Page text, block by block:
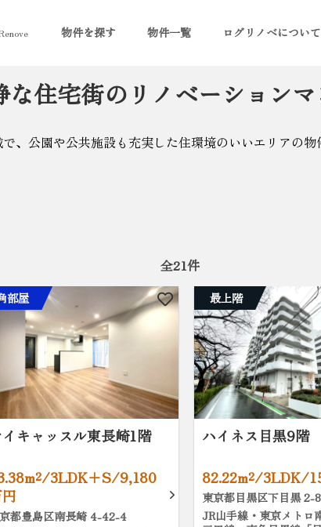
物件を探す 物件一覧 ログリノベについて
な住宅街のリノベーション
、公園や公共施設も充実した住環境のいいエリアの物
全21件
部屋
イキャッスル東長崎1階
3LDK+S/9,180
都豊島区南長崎 4-42-4
最上階
ハイネス目黒9階
82.22m²/3LDK/
東京都目黒区下目黒 2-
JR山手線・東京メトロ